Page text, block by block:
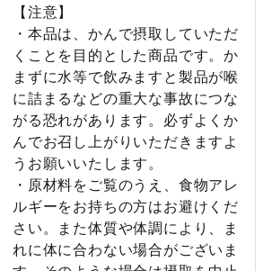
【注意】
・本品は、かんで摂取していただ
くことを目的とした商品です。か
まずに水等で飲みますと製品が喉
に詰まるなどの重大な事故につな
がる恐れがあります。必ずよくか
んでお召し上がりいただきますよ
うお願いいたします。
・原材料をご覧のうえ、食物アレ
ルギーをお持ちの方はお避けくだ
さい。また体質や体調により、ま
れに体に合わない場合がございま